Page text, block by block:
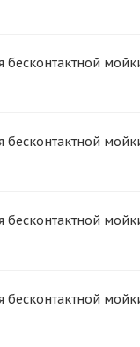
бесконтактной
бесконтактной